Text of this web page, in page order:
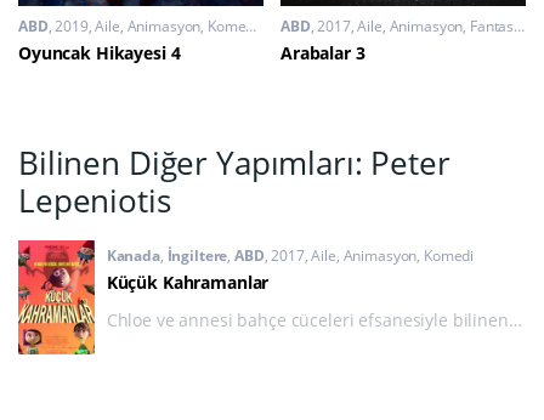
ABD 2019 Aile, Animasyon, Komedi Macera
Oyuncak Hikayesi 4
ABD 2017 Aile, Animasyon, Fantastik
Arabalar 3
Bilinen Diğer Yapımları: Peter
Lepeniotis
Kanada, İngiltere, ABD 2017 Aile, Animasyon, Komedi
Küçük Kahramanlar
Chloe ve annesi bahçe cüceleri efsanesiyle bilinen